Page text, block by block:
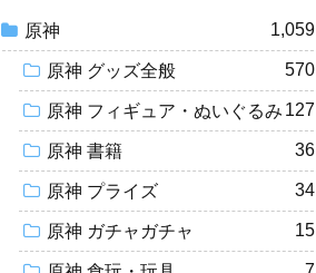
原神 1,059
原神 グッズ全般 570
原神 フィギュア・ぬいぐるみ 127
原神 書籍 36
原神 プライズ 34
原神 ガチャガチャ 15